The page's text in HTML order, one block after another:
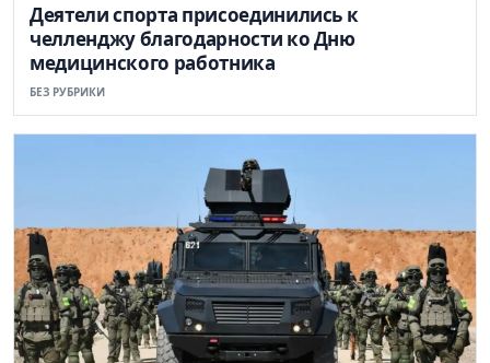
Деятели спорта присоединились к
челленджу благодарности ко Дню
медицинского работника
БЕЗ РУБРИКИ